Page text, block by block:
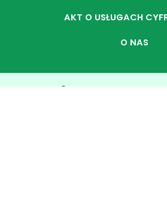
AKT O USŁUGACH
O NAS